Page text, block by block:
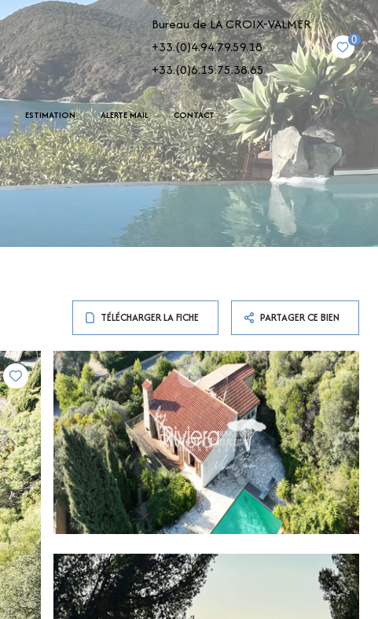
Bureau de LA CROIX-VALMER
+33.(0)4.94.79.59.18
+33.(0)6.15.75.38.65
0
ESTIMATION ALERTE MAIL CONTACT
TÉLÉCHARGER LA FICHE PARTAGER CE BIEN